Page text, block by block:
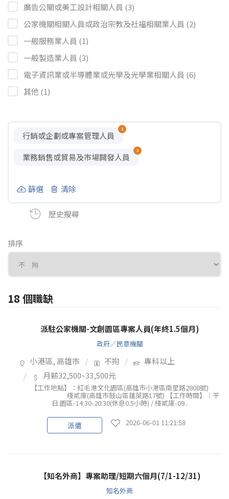
廣告公關或美工設計相關人員 (3)
公家機關相關人員或政治宗教及社福相關業人員 (2)
一般服務業人員 (1)
一般製造業人員 (3)
電子資訊業或半導體業或光學及光學業相關人員 (6)
其他 (1)
行銷或企劃或專案管理人員
x
業務銷售或貿易及市場開發人員
x
篩選 清除
歷史搜尋
排序
18 個職缺
派駐公家機關-文創園區專案人員(年終1.5個月)
政府／民意機關
小港區, 高雄市 不拘
專科以上
月薪32,500~33,500元
【工作地點】：紅毛港文化園區(高雄市小港區南星路2808號)
棧貳庫(高雄市鼓山區蓬萊路17號) 【工作時間】：平
日:園區-14:30-20:30(休息0.5小時) / 棧貳庫-09..
派遣 2026-06-01 11:21:58
【知名外商】專案助理/短期六個月(7/1-12/31)
知名外商